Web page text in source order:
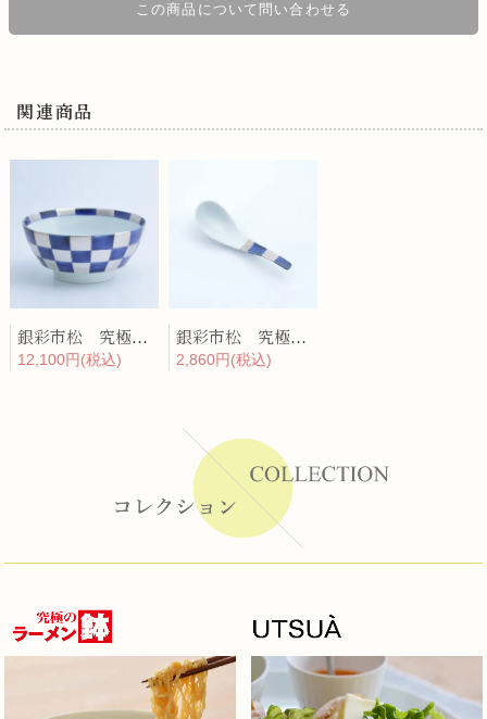
この商品について問い合わせる
関連商品
銀彩市松 究極のラーメン鉢
12,100円(税込)
銀彩市松 究極のレンゲ
2,860円(税込)